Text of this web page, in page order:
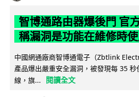
智博通路由器爆後門 官
稱漏洞是功能在維修時使
中國網通廠商智博通電子（Zbtlink
產品爆出嚴重安全漏洞，被發現每 35
線，旗...
閱讀全文